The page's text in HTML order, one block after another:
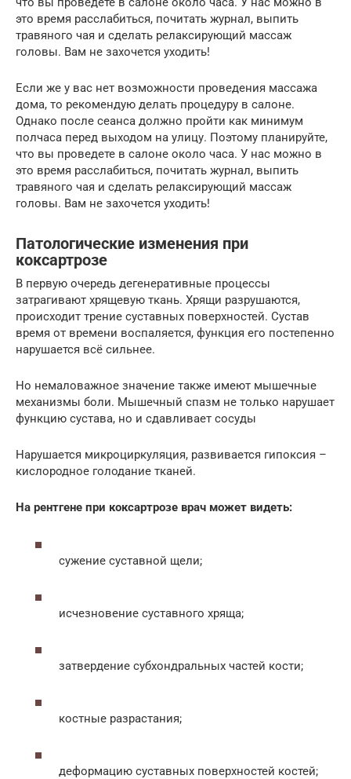
это время расслабиться, почитать журнал, выпить
травяного чая и сделать релаксирующий массаж
головы. Вам не захочется уходить!
Если же у вас нет возможности проведения массажа
дома, то рекомендую делать процедуру в салоне.
Однако после сеанса должно пройти как минимум
полчаса перед выходом на улицу. Поэтому планируйте,
что вы проведете в салоне около часа. У нас можно в
это время расслабиться, почитать журнал, выпить
травяного чая и сделать релаксирующий массаж
головы. Вам не захочется уходить!
Патологические изменения при
коксартрозе
В первую очередь дегенеративные процессы
затрагивают хрящевую ткань. Хрящи разрушаются,
происходит трение суставных поверхностей. Сустав
время от времени воспаляется, функция его постепенно
нарушается всё сильнее.
Но немаловажное значение также имеют мышечные
механизмы боли. Мышечный спазм не только нарушает
функцию сустава, но и сдавливает сосуды
Нарушается микроциркуляция, развивается гипоксия –
кислородное голодание тканей.
На рентгене при коксартрозе врач может видеть:
сужение суставной щели;
исчезновение суставного хряща;
затвердение субхондральных частей кости;
костные разрастания;
деформацию суставных поверхностей костей;